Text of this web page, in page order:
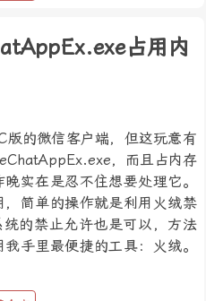
占用内
版的微信客户端，但这玩意有
，而且占内存
实在是忍不住想要处理它。
简单的操作就是利用火绒禁
的禁止允许也是可以，方法
手里最便捷的工具：火绒。